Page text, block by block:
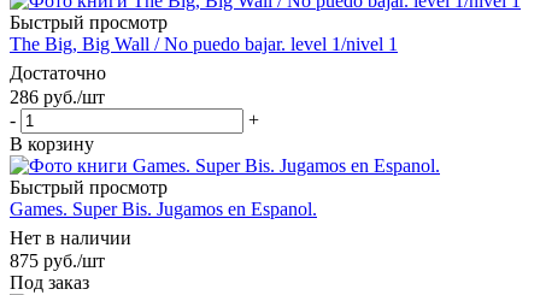
Быстрый просмотр
The Big, Big Wall / No puedo bajar. level 1/nivel 1
Достаточно
286 руб./шт
-
+
В корзину
Быстрый просмотр
Games. Super Bis. Jugamos en Espanol.
Нет в наличии
875 руб./шт
Под заказ